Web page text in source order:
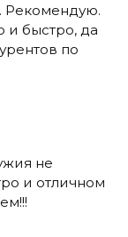
Рекомендую.
и быстро, да
по
не
и отличном